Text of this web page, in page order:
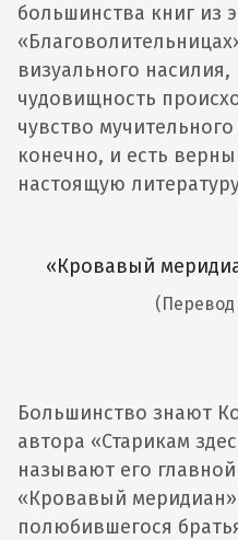
большинства книг из
визуального насилия,
чудовищность
чувство
конечно, и есть
настоящую
«Кровавый
(Перевод
Большинство знают
автора «Старикам
называют его
«Кровавый
полюбившегося